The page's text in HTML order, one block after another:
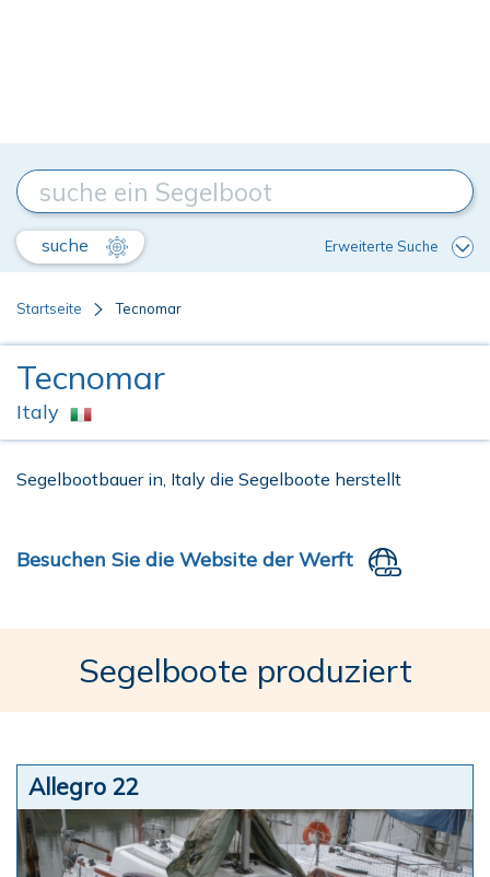
suche Erweiterte Suche
Startseite Tecnomar
Tecnomar
Italy
Segelbootbauer in, Italy die Segelboote herstellt
Besuchen Sie die Website der Werft
Segelboote produziert
Allegro 22